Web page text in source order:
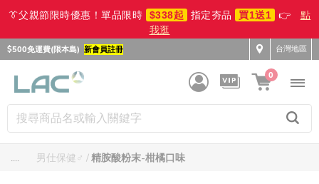
👔父親節限時優惠！單品限時 $338起 指定夯品 買1送1 👉
點
我逛
$500免運費(限本島) 新會員註冊 台灣地區
0
.... 男仕保健♂️ 精胺酸粉末-柑橘口味